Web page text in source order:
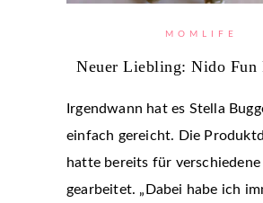
MOMLIFE
Neuer Liebling: Nido Fun
Irgendwann hat es Stella
einfach gereicht. Die
hatte bereits für
gearbeitet. „Dabei habe ich